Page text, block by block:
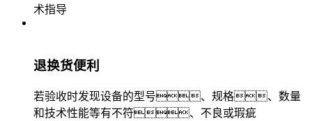
术指导
退换货便利
若验收时发现设备的型号、规格、数量
和技术性能等有不符、不良或瑕疵